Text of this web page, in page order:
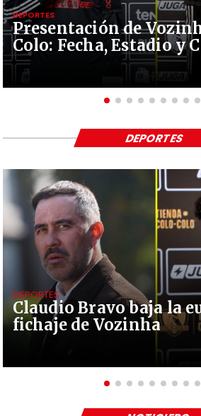
Presentación de
Colo: Fecha, Estadio y
DEPORTES
Claudio Bravo baja la
fichaje de Vozinha
DEPORTES
DEPORTES